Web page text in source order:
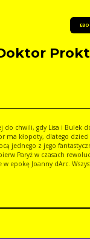
ma kłopoty, dlatego dzieci
jednego z jego
Paryż w czasach
epokę Joanny dArc.